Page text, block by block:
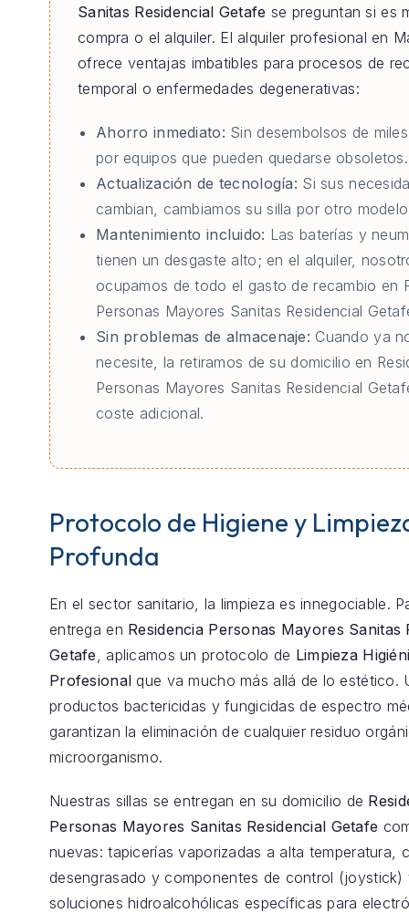
Sanitas Residencial Getafe se preguntan si es
compra o el alquiler. El alquiler profesional en
ofrece ventajas imbatibles para procesos de
temporal o enfermedades degenerativas:
Ahorro inmediato: Sin desembolsos de
por equipos que pueden quedarse obsoletos.
Actualización de tecnología: Si sus
cambian, cambiamos su silla por otro
Mantenimiento incluido: Las baterías y
tienen un desgaste alto; en el alquiler,
ocupamos de todo el gasto de recambio en
Personas Mayores Sanitas Residencial
Sin problemas de almacenaje: Cuando ya
necesite, la retiramos de su domicilio en
Personas Mayores Sanitas Residencial
coste adicional.
Protocolo de Higiene y
Profunda
En el sector sanitario, la limpieza es innegociable.
entrega en Residencia Personas Mayores Sanitas
Getafe , aplicamos un protocolo de Limpieza
Profesional que va mucho más allá de lo estético.
productos bactericidas y fungicidas de espectro
garantizan la eliminación de cualquier residuo
microorganismo.
Nuestras sillas se entregan en su domicilio de
Personas Mayores Sanitas Residencial Getafe
nuevas: tapicerías vaporizadas a alta temperatura,
desengrasado y componentes de control
soluciones hidroalcohólicas específicas para